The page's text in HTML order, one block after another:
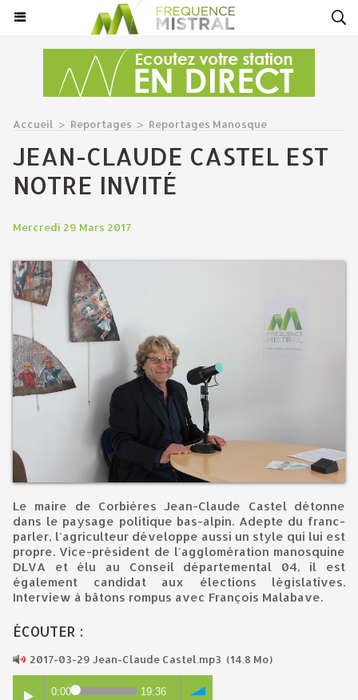
Accueil > Reportages > Reportages Manosque
JEAN-CLAUDE CASTEL EST
NOTRE INVITÉ
Mercredi 29 Mars 2017
Le maire de Corbières Jean-Claude Castel détonne
dans le paysage politique bas-alpin. Adepte du franc-
parler, l'agriculteur développe aussi un style qui lui est
propre. Vice-président de l'agglomération manosquine
DLVA et élu au Conseil départemental 04, il est
également candidat aux élections législatives.
Interview à bâtons rompus avec François Malabave.
ÉCOUTER :
2017-03-29 Jean-Claude Castel.mp3 (14.8 Mo)
0:00 19:36